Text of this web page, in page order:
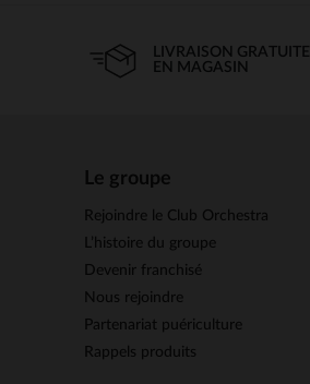
LIVRAISON GRATUITE
EN MAGASIN
Le groupe
Rejoindre le Club Orchestra
L’histoire du groupe
Devenir franchisé
Nous rejoindre
Partenariat puériculture
Rappels produits